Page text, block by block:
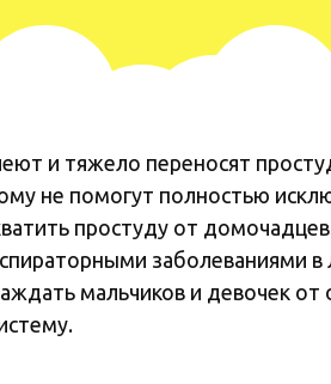
и тяжело переносят
не помогут полностью
простуду от
заболеваниями
мальчиков и девочек